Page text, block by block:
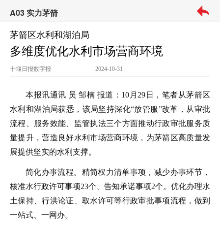
A03 实力茅箭
茅箭区水利和湖泊局
多维度优化水利市场营商环境
十堰日报数字报 2024-10-31
本报讯通讯 员 邹楠 报道：10月29日，笔者从茅箭区
水利和湖泊局获悉，该局坚持深化“放管服”改革，从审批
流程、服务效能、监管执法三个方面推动行政审批服务质
量提升，营造良好水利市场营商环境，为茅箭区高质量发
展提供坚实的水利支撑。
简化办事流程。精简权力清单事项，减少办事环节，
核准水行政许可事项23个、告知承诺事项2个。优化办理水
土保持、行洪论证、取水许可等行政审批事项流程，做到
一站式、一网办。